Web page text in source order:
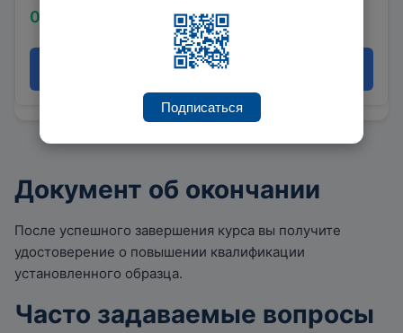
0 ₽
Записаться
Документ об окончании
После успешного завершения курса вы получите
удостоверение о повышении квалификации
установленного образца.
Часто задаваемые вопросы
Подписаться